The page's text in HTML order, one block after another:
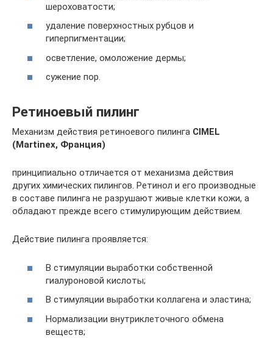
шероховатости;
удаление поверхностных рубцов и
гиперпигментации;
осветление, омоложение дермы;
сужение пор.
Ретиноевый пилинг
Механизм действия ретиноевого пилинга CIMEL
(Martinex, Франция)
принципиально отличается от механизма действия
других химических пилингов. Ретинол и его производные
в составе пилинга не разрушают живые клетки кожи, а
обладают прежде всего стимулирующим действием.
Действие пилинга проявляется:
В стимуляции выработки собственной
гиалуроновой кислоты;
В стимуляции выработки коллагена и эластина;
Нормализации внутриклеточного обмена
веществ;